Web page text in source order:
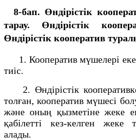
8-бап. Өндiрiстiк
тарау. Өндiрiстiк
Өндiрiстiк кооператив
1. Кооператив мүшелерi
тиiс.
2. Өндiрiстiк
толған, кооператив мүшесi
және оның қызметiне жеке
қабiлеттi кез-келген жеке
алады.